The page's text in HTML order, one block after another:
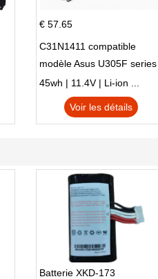
€ 57.65
C31N1411 compatible
modèle Asus U305F series
45wh | 11.4V | Li-ion ...
Voir les détails
Batterie XKD-173